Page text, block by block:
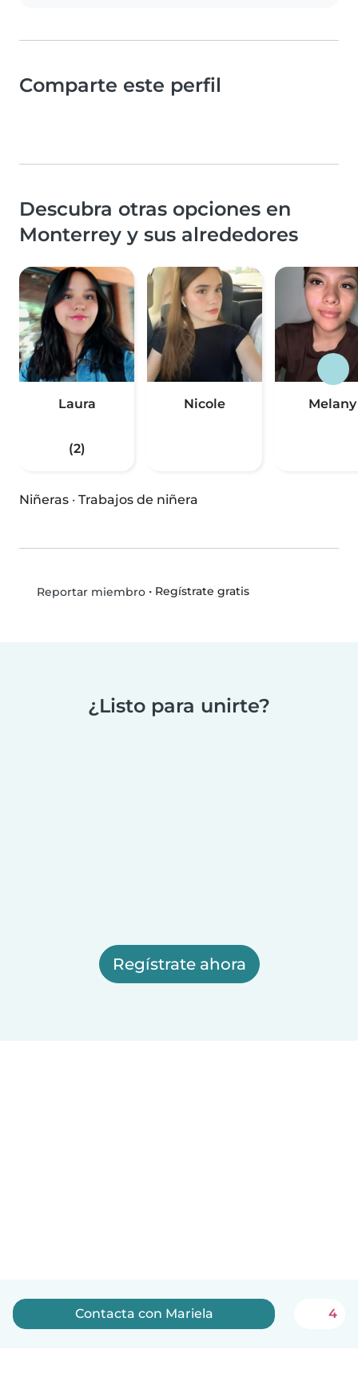
Comparte este perfil
Descubra otras opciones en
Monterrey y sus alrededores
Laura
(2)
Nicole Melany
Niñeras · Trabajos de niñera
Reportar miembro• Regístrate gratis
¿Listo para unirte?
Regístrate ahora
Contacta con Mariela 4